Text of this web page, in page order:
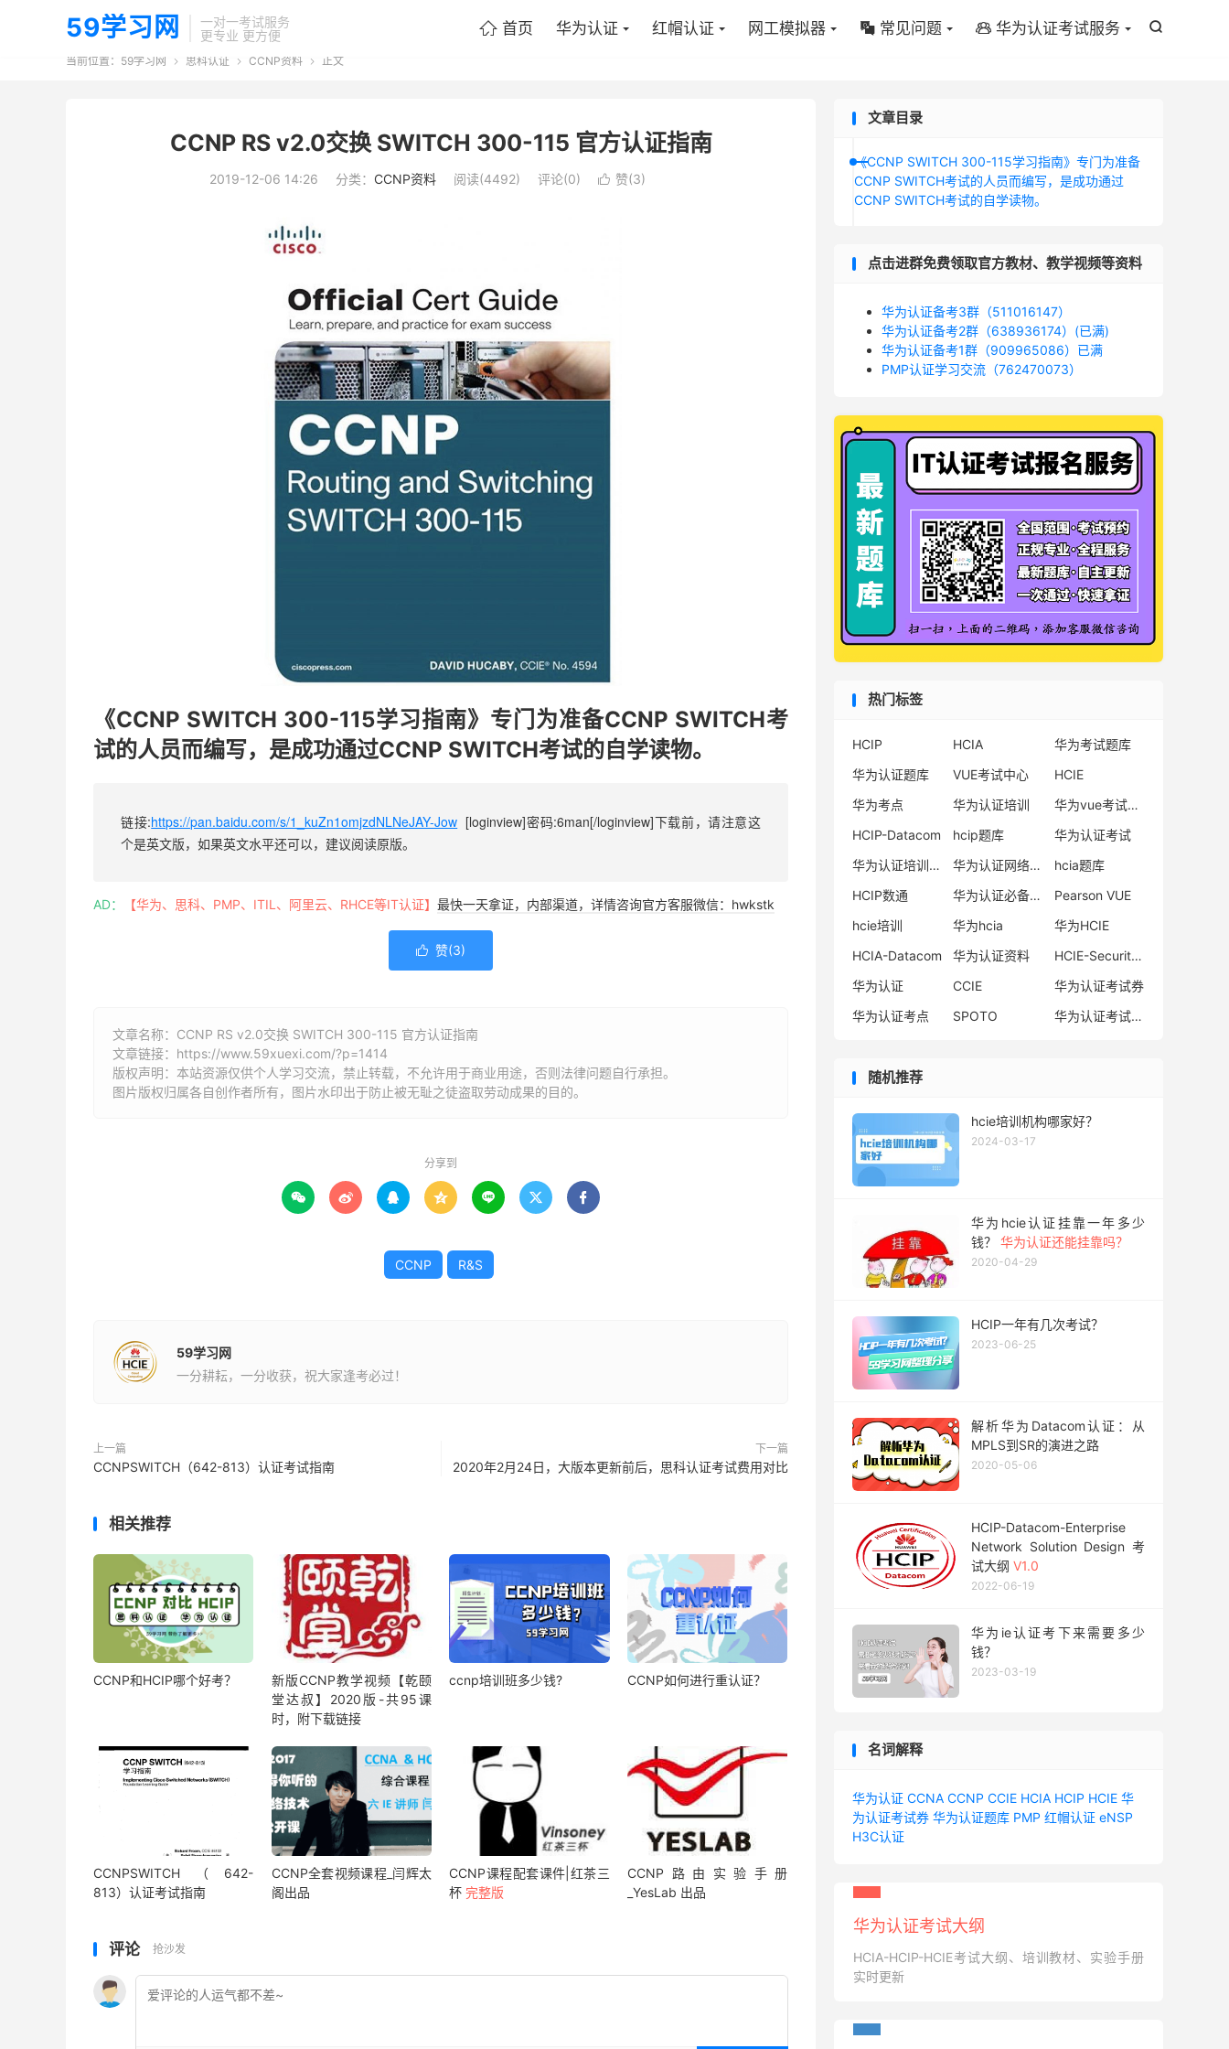
59学习网
一对一考试服务
更专业 更方便

 首页 华为认证 红帽认证 网工模拟器  常见问题  华为认证考试服务
当前位置： 59学习网  思科认证  CCNP资料  正文
CCNP RS v2.0交换 SWITCH 300-115 官方认证指南
2019-12-06 14:26 分类： CCNP资料 阅读(4492) 评论(0)  赞(3)
《CCNP SWITCH 300-115学习指南》专门为准备CCNP SWITCH考
试的人员而编写，是成功通过CCNP SWITCH考试的自学读物。
链接:https://pan.baidu.com/s/1_kuZn1omjzdNLNeJAY-Jow
  [loginview]密码:6man[/loginview]下载前，请注意这
个是英文版，如果英文水平还可以，建议阅读原版。
AD： 【华为、思科、PMP、ITIL、阿里云、RHCE等IT认证】 最快一天拿证，内部渠道，详情咨询官方客服微信：hwkstk
 赞(3)
文章名称：CCNP RS v2.0交换 SWITCH 300-115 官方认证指南
文章链接： https://www.59xuexi.com/?p=1414
版权声明：本站资源仅供个人学习交流，禁止转载，不允许用于商业用途，否则法律问题自行承担。
图片版权归属各自创作者所有，图片水印出于防止被无耻之徒盗取劳动成果的目的。
分享到
      
CCNP R&S
59学习网
一分耕耘，一分收获，祝大家逢考必过！
上一篇
CCNPSWITCH（642-813）认证考试指南
下一篇
2020年2月24日，大版本更新前后，思科认证考试费用对比
相关推荐
CCNP和HCIP哪个好考？
新版CCNP教学视频【乾颐
堂达叔】2020版-共95课
时，附下载链接
ccnp培训班多少钱? CCNP如何进行重认证？
CCNPSWITCH（642-
813）认证考试指南
CCNP全套视频课程_闫辉太
阁出品
CCNP课程配套课件|红茶三
杯完整版
CCNP路由实验手册
_YesLab 出品
评论 抢沙发
文章目录
《CCNP SWITCH 300-115学习指南》专门为准备
CCNP SWITCH考试的人员而编写，是成功通过
CCNP SWITCH考试的自学读物。
点击进群免费领取官方教材、教学视频等资料
华为认证备考3群（511016147）
华为认证备考2群（638936174）(已满)
华为认证备考1群（909965086）已满
PMP认证学习交流（762470073）
热门标签
HCIP HCIA
华为考试题库
华为认证题库
VUE考试中心
HCIE
华为考点
华为认证培训
华为vue考试中心
HCIP-Datacom
hcip题库
华为认证考试
华为认证培训机构
华为认证网络工程师
hcia题库
HCIP数通
华为认证必备电子书系列
Pearson VUE
hcie培训
华为hcia
华为HCIE
HCIA-Datacom
华为认证资料
HCIE-Security备考指南
华为认证
CCIE
华为认证考试券
华为认证考点
SPOTO 华为认证考试费用
随机推荐
hcie培训机构哪家好？
2024-03-17
华为hcie认证挂靠一年多少
钱？ 华为认证还能挂靠吗？
2020-04-29
HCIP一年有几次考试？
2023-06-25
解析华为Datacom认证：从
MPLS到SR的演进之路
2020-05-06
HCIP-Datacom-Enterprise
Network Solution Design 考
试大纲 V1.0
2022-06-19
华为ie认证考下来需要多少
钱？
2023-03-19
名词解释
华为认证 CCNA CCNP CCIE HCIA HCIP HCIE 华
为认证考试券 华为认证题库 PMP 红帽认证 eNSP
H3C认证
华为认证考试大纲
HCIA-HCIP-HCIE考试大纲、培训教材、实验手册
实时更新